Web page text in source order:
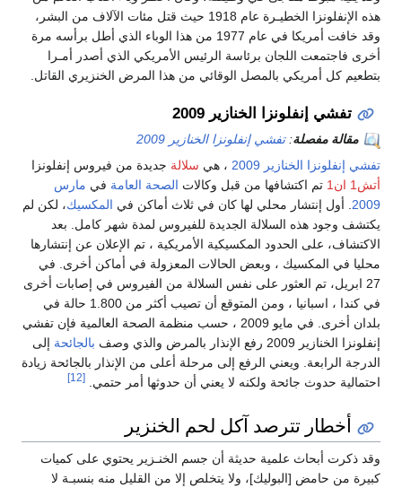
هذه الإنفلونزا الخطيـرة عام 1918 حيث قتل مئات الآلاف من البشر،
وقد خافت أمريكا في عام 1977 من هذا الوباء الذي أطل برأسه مرة
أخرى فاجتمعت اللجان برئاسة الرئيس الأمريكي الذي أصدر أمـرا
بتطعيم كل أمريكي بالمصل الوقائي من هذا المرض الخنزيري القاتل.
تفشي إنفلونزا الخنازير 2009
مقالة مفصلة:تفشي إنفلونزا الخنازير 2009
تفشي إنفلونزا الخنازير 2009
، هي سلالة جديدة من فيروس إنفلونزا
أتش1 ان1
تم اكتشافها من قبل وكالات الصحة العامة في مارس
2009. أول إنتشار محلي لها كان في ثلاث أماكن في المكسيك، لكن لم
يكتشف وجود هذه السلالة الجديدة للفيروس لمدة شهر كامل. بعد
الاكتشاف، على الحدود المكسيكية الأمريكية ، تم الإعلان عن إنتشارها
محليا في المكسيك ، وبعض الحالات المعزولة في أماكن أخرى. في
27 ابريل، تم العثور على نفس السلالة من الفيروس في إصابات أخرى
في كندا ، اسبانيا ، ومن المتوقع أن تصيب أكثر من 1.800 حالة في
بلدان أخرى. في مايو 2009 ، حسب منظمة الصحة العالمية فإن تفشي
إنفلونزا الخنازير 2009 رفع الإنذار بالمرض والذي وصف
بالجائحة إلى
الدرجة الرابعة. ويعني الرفع إلى مرحلة أعلى من الإنذار بالجائحة زيادة
احتمالية حدوث جائحة ولكنه لا يعني أن حدوثها أمر حتمي. [12]
أخطار تترصد آكل لحم الخنزير
وقد ذكرت أبحاث علمية حديثة أن جسم الخنـزير يحتوي على كميات
كبيرة من حامض [البوليك]، ولا يتخلص إلا من القليل منه بنسبـة لا